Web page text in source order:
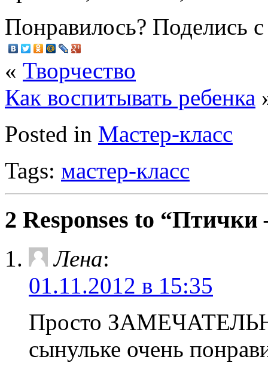
Понравилось? Поделись
« Творчество
Как воспитывать ребенка
Posted in Мастер-класс
Tags: мастер-класс
2 Responses to
Лена:
01.11.2012 в 15:35
Просто
сынульке очень